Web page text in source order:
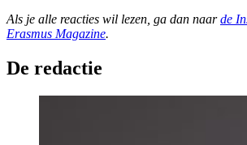
Als je alle reacties wil lezen, ga dan naarde
Erasmus Magazine.
De redactie